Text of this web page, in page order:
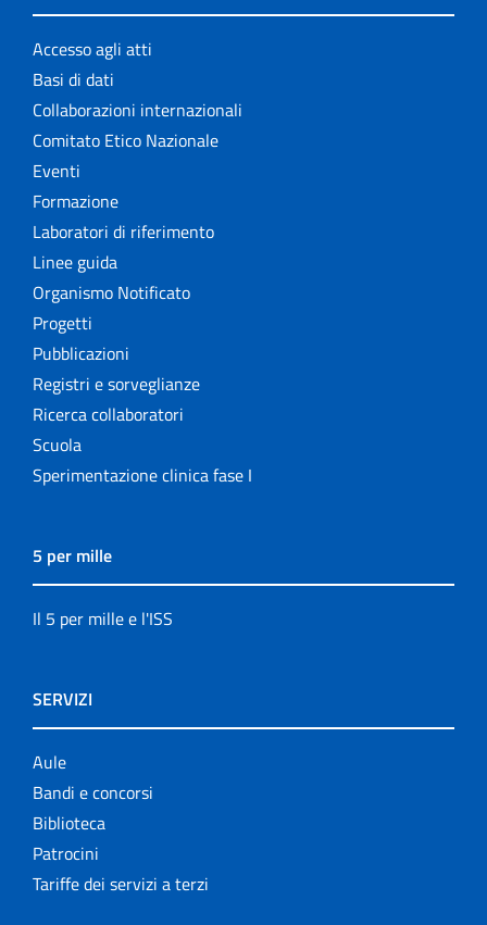
Accesso agli atti
Basi di dati
Collaborazioni internazionali
Comitato Etico Nazionale
Eventi
Formazione
Laboratori di riferimento
Linee guida
Organismo Notificato
Progetti
Pubblicazioni
Registri e sorveglianze
Ricerca collaboratori
Scuola
Sperimentazione clinica fase I
5 per mille
Il 5 per mille e l'ISS
SERVIZI
Aule
Bandi e concorsi
Biblioteca
Patrocini
Tariffe dei servizi a terzi